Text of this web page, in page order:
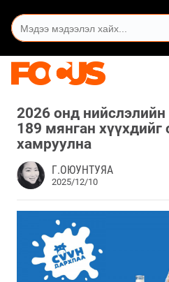
2026 онд нийслэлийн
189 мянган хүүхдийг
хамруулна
Г.ОЮУНТУЯА
2025/12/10